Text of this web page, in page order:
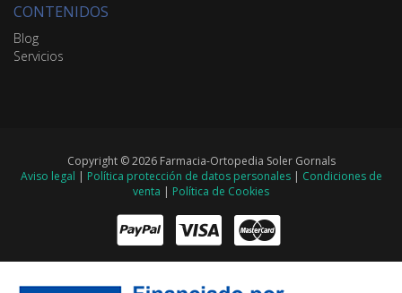
CONTENIDOS
Blog
Servicios
Copyright © 2026 Farmacia-Ortopedia Soler Gornals
Aviso legal | Política protección de datos personales| Condiciones de
venta | Política de Cookies